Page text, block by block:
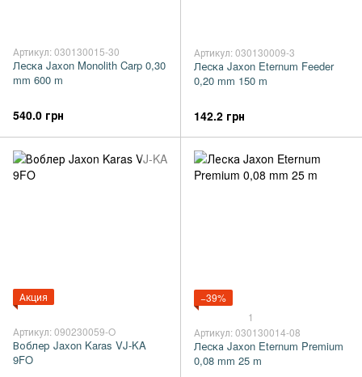
Артикул: 030130015-30
Леска Jaxon Monolith Carp 0,30
mm 600 m
540.0 грн
Артикул: 030130009-3
Леска Jaxon Eternum Feeder
0,20 mm 150 m
142.2 грн
Акция
Артикул: 090230059-O
Воблер Jaxon Karas VJ-KA
9FO
−39%
1
Артикул: 030130014-08
Леска Jaxon Eternum Premium
0,08 mm 25 m